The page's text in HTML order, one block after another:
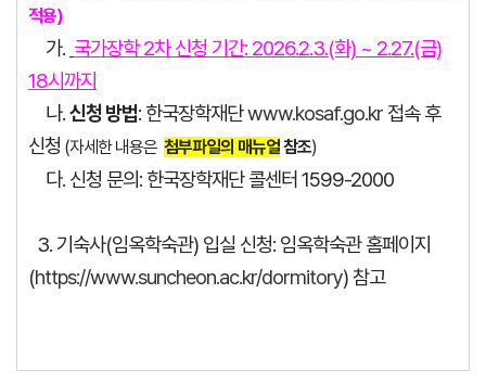
적용)
가. 국가장학 2차 신청 기간: 2026.2.3.(화) ~ 2.27.(금)
18시까지
나.신청 방법: 한국장학재단www.kosaf.go.kr 접속 후
신청 (자세한 내용은 첨부파일의 매뉴얼참조)
다. 신청 문의: 한국장학재단 콜센터 1599-2000
3. 기숙사(임옥학숙관) 입실 신청: 임옥학숙관 홈페이지
(https://www.suncheon.ac.kr/dormitory) 참고